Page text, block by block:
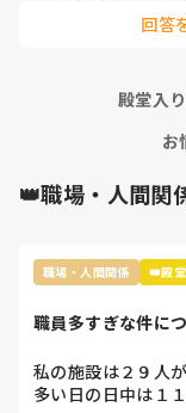
回答
殿堂入
お
👑職場・人間関
職場・人間関係 👑殿
職員多すぎな件に
私の施設は２９人
多い日の日中は１